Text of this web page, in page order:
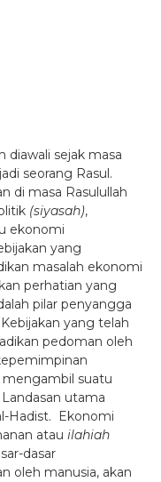
diawali sejak masa
seorang Rasul.
di masa Rasulullah
(siyasah),
ekonomi
yang
masalah ekonomi
perhatian yang
pilar penyangga
yang telah
pedoman oleh
mengambil suatu
utama
Hadist. Ekonomi
atau ilahiah
dasar
oleh manusia, akan